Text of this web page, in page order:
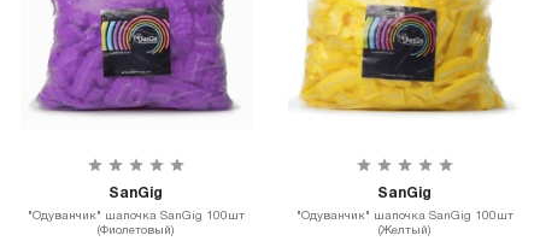
SanGig
"Одуванчик" шапочка SanGig 100шт
(Фиолетовый)
SanGig
"Одуванчик" шапочка SanGig 100шт
(Желтый)